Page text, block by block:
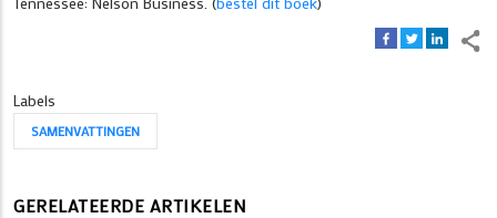
Labels
SAMENVATTINGEN
GERELATEERDE ARTIKELEN